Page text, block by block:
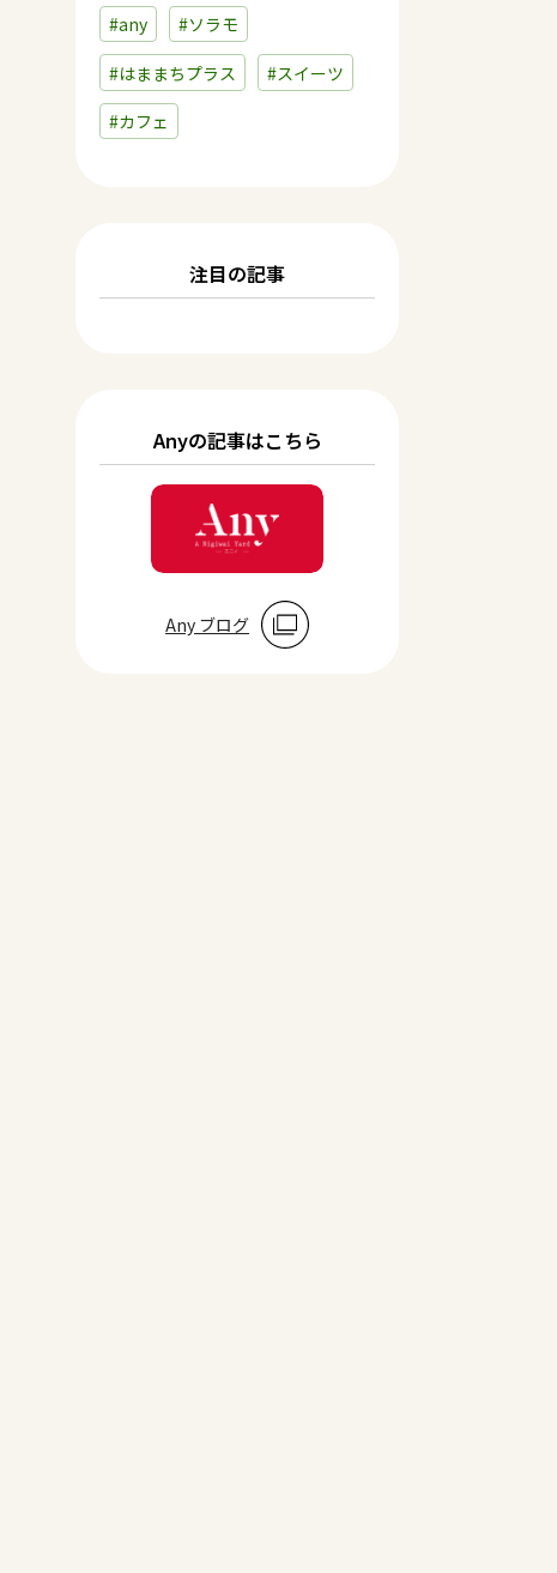
#any #ソラモ
#はままちプラス #スイーツ
#カフェ
注目の記事
Anyの記事はこちら
Any ブログ